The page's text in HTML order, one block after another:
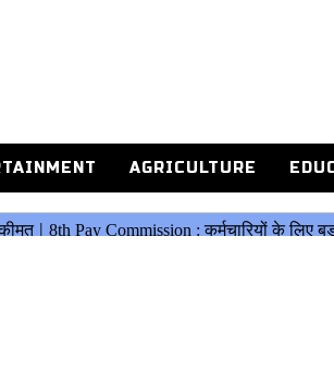
AGRICULTURE